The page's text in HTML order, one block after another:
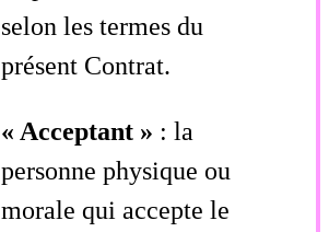
selon les termes du
présent Contrat.
« Acceptant » : la
personne physique ou
morale qui accepte le